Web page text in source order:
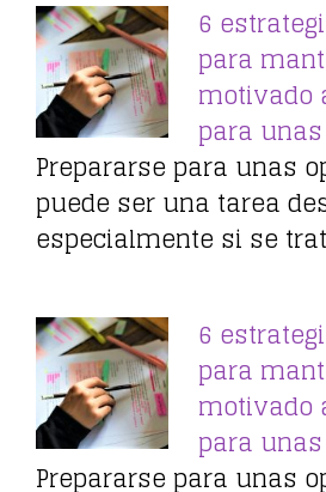
6
para
motivado
para
Prepararse para unas
puede ser una tarea
especialmente si se
6
para
motivado
para
Prepararse para unas